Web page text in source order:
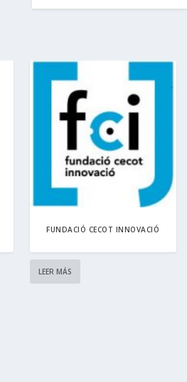
FUNDACIÓ CECOT INNOVACIÓ
LEER MÁS